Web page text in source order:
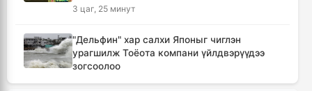
3 цаг, 25 минут
"Дельфин" хар салхи Японыг чиглэн
урагшилж Тоёота компани үйлдвэрүүдээ
зогсоолоо